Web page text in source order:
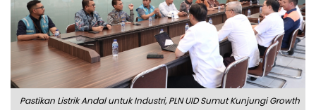
Pastikan Listrik Andal untuk Industri, PLN UID Sumut Kunjungi Growth